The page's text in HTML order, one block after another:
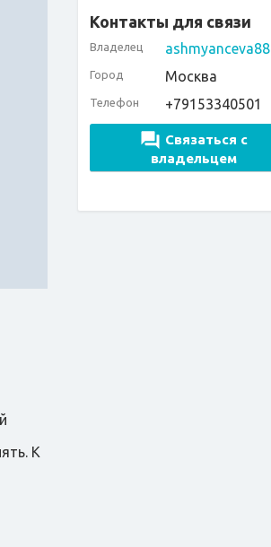
Контакты для связи
Владелец ashmyanceva88
Город Москва
Телефон +79153340501
Связаться с
владельцем
К